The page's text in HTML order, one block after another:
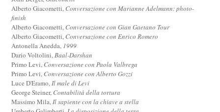
Alberto Giacometti, Conversazione con Marianne Adelmann: photo-
finish
Alberto Giacometti, Conversazione con Gian Gaetano Tour
Alberto Giacometti, Conversazione con Enrico Romero
Antonella Anedda, 1999
Dario Voltolini,Baal-Darshan
Primo Levi, Conversazione con Paola Valbrega
Primo Levi, Conversazione con Alberto Gozzi
Luce D'Eramo,Il male di Levi
George Steiner, Contabilità della tortura
Massimo Mila,Il sapiente con la chiave a stella